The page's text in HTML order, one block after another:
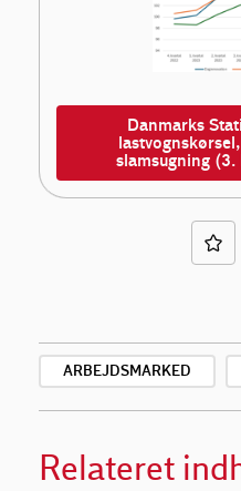
Danmarks
slamsugning
ARBEJDSMARKED
Relateret